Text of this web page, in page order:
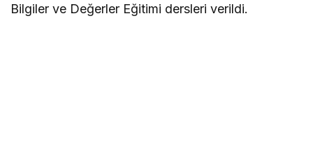
Bilgiler ve Değerler Eğitimi dersleri verildi.